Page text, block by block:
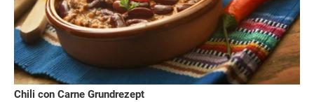
Chili con Carne Grundrezept